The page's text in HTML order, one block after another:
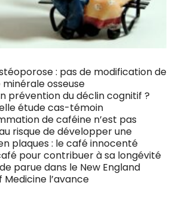
: pas de modification de
osseuse
prévention du déclin cognitif ?
étude cas-témoin
de caféine n’est pas
risque de développer une
plaques : le café innocenté
pour contribuer à sa longévité
parue dans le New England
Medicine l’avance